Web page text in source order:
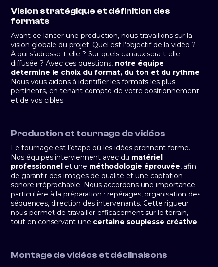
Vision stratégique et définition des
formats
Avant de lancer une production, nous travaillons sur la
vision globale du projet. Quel est l’objectif de la vidéo ?
À qui s’adresse-t-elle ? Sur quels canaux sera-t-elle
diffusée ? Avec ces questions, notre équipe
détermine le choix du format, du ton et du rythme.
Nous vous aidons à identifier les formats les plus
pertinents, en tenant compte de votre positionnement
et de vos cibles.
Production et tournage de vidéos
Le tournage est l’étape où les idées prennent forme.
Nos équipes interviennent avec du matériel
professionnel et une méthodologie éprouvée, afin
de garantir des images de qualité et une captation
sonore irréprochable. Nous accordons une importance
particulière à la préparation : repérages, organisation des
séquences, direction des intervenants. Cette rigueur
nous permet de travailler efficacement sur le terrain,
tout en conservant une certaine souplesse créative.
Montage de vidéos et déclinaisons